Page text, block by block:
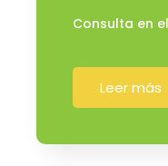
Consulta en
Leer más